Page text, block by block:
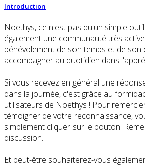
Introduction
Noethys, ce n'est pas qu'un simple
également une communauté très
bénévolement de son temps et de son
accompagner au quotidien dans
Si vous recevez en général une
dans la journée, c'est grâce au
utilisateurs de Noethys ! Pour
témoigner de votre reconnaissance,
simplement cliquer sur le bouton
discussion.
Et peut-être souhaiterez-vous